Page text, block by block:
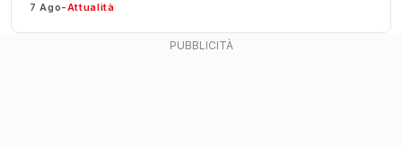
7 Ago-Attualità